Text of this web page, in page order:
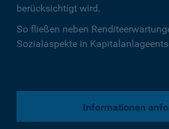
berücksichtigt wird.
So fließen neben
Sozialaspekte in
Informationen